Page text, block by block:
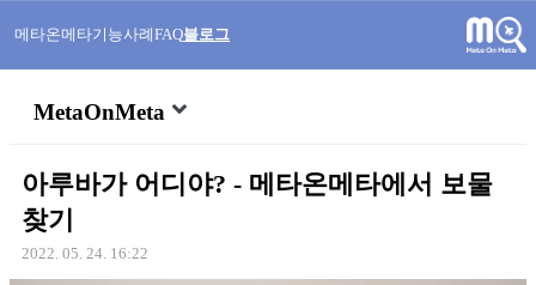
메타온메타기능사례FAQ블로그
MetaOnMeta
아루바가 어디야? - 메타온메타에서 보물
찾기
2022. 05. 24. 16:22